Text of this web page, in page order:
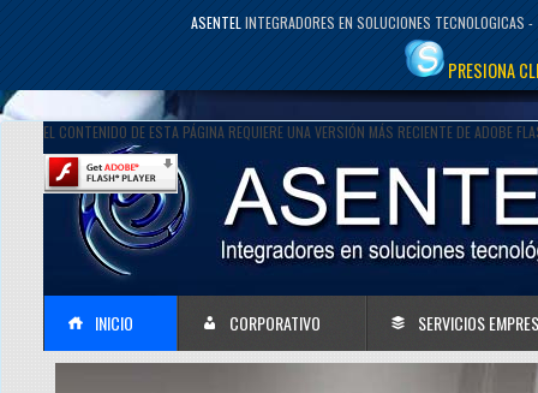
ASENTEL INTEGRADORES EN SOLUCIONES
PRESIONA
EL CONTENIDO DE ESTA PÁGINA REQUIERE UNA VERSIÓN MÁS RECIENTE DE ADOBE
INICIO CORPORATIVO SERVICIOS